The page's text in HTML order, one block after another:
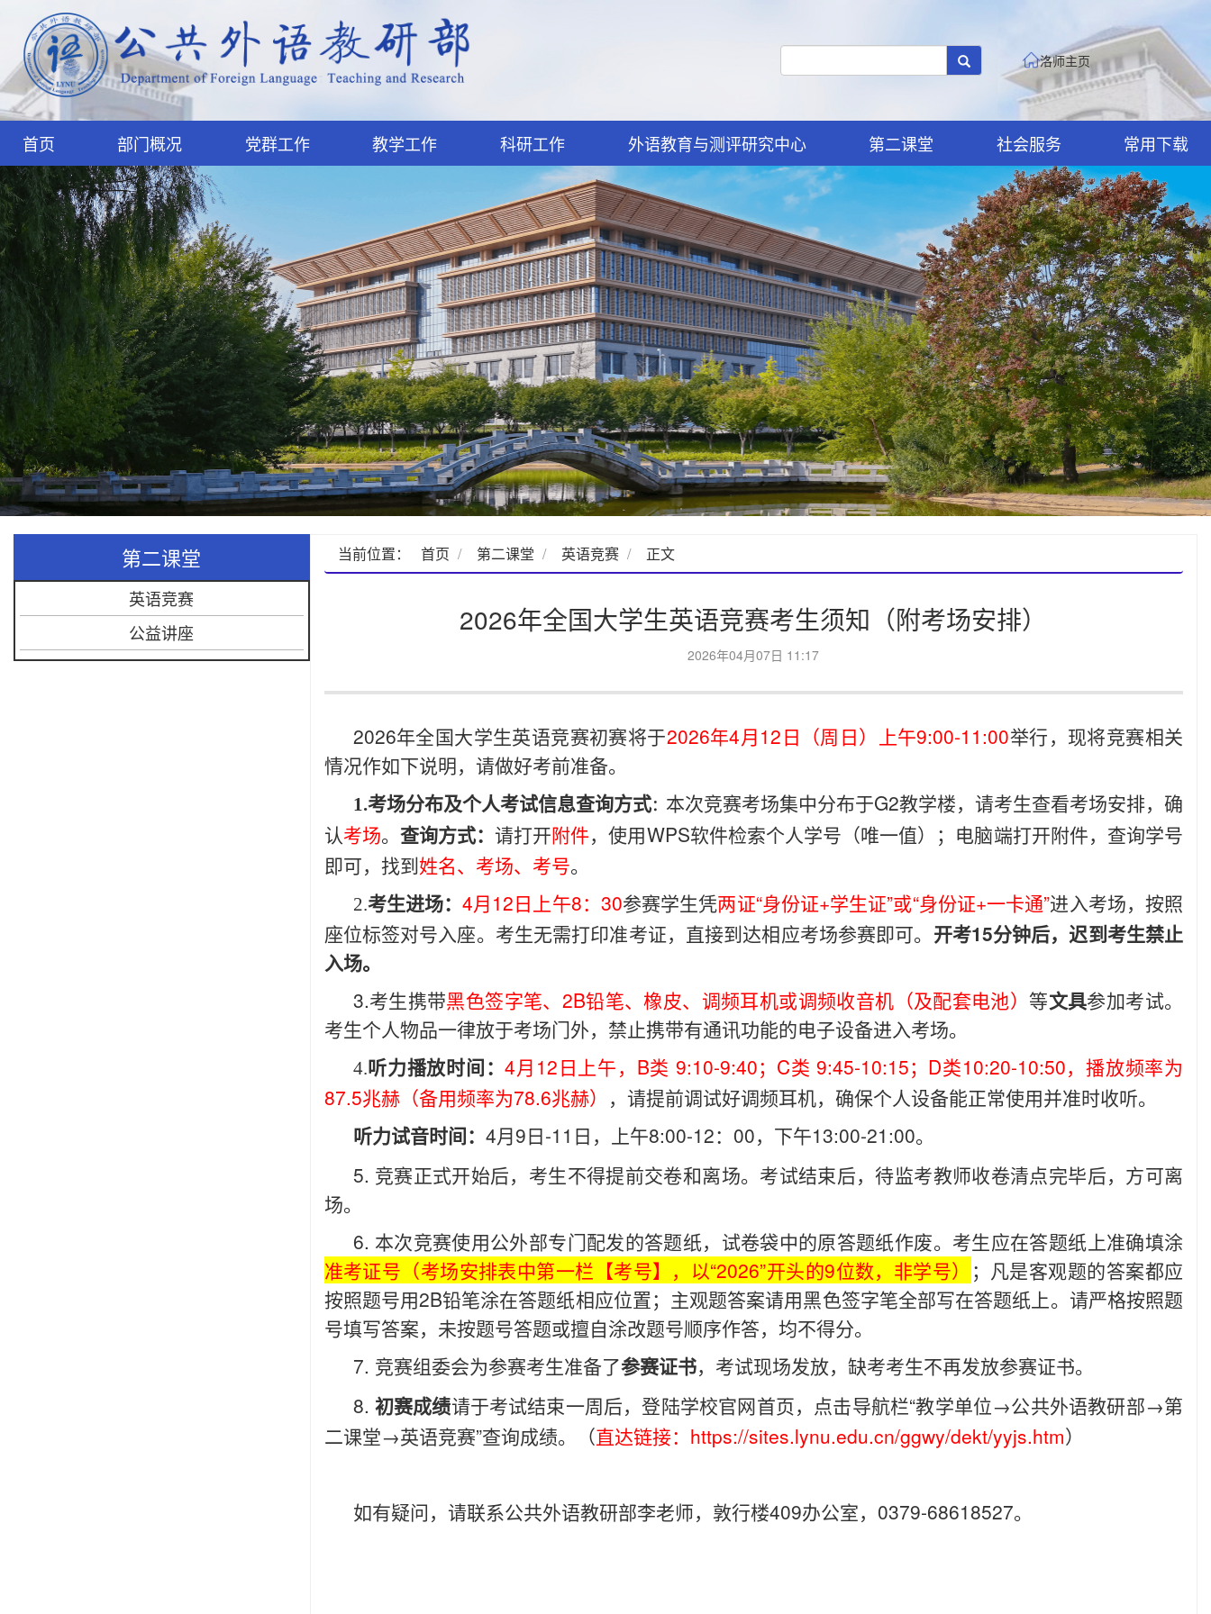
洛师主页
首页 部门概况 党群工作 教学工作 科研工作 外语教育与测评研究中心 第二课堂 社会服务 常用下载
第二课堂
英语竞赛
公益讲座
当前位置： 首页 第二课堂 英语竞赛 正文
2026年全国大学生英语竞赛考生须知（附考场安排）
2026年04月07日 11:17
2026年全国大学生英语竞赛初赛将于2026年4月12日（周日）上午9:00-11:00举行，现将竞赛相关
情况作如下说明，请做好考前准备。
1.考场分布及个人考试信息查询方式： 本次竞赛考场集中分布于G2教学楼，请考生查看考场安排，确
认考场。 查询方式：请打开附件，使用WPS软件检索个人学号（唯一值）；电脑端打开附件，查询学号
即可，找到姓名、考场、考号。
2.考生进场：4月12日上午8：30参赛学生凭两证“身份证+学生证”或“身份证+一卡通”进入考场，按照
座位标签对号入座。考生无需打印准考证，直接到达相应考场参赛即可。 开考15分钟后，迟到考生禁止
入场。
3.考生携带黑色签字笔、2B铅笔、橡皮、调频耳机或调频收音机（及配套电池） 等文具参加考试。
考生个人物品一律放于考场门外，禁止携带有通讯功能的电子设备进入考场。
4.听力播放时间：4月12日上午，B类 9:10-9:40；C类 9:45-10:15；D类10:20-10:50，播放频率为
87.5兆赫（备用频率为78.6兆赫） ，请提前调试好调频耳机，确保个人设备能正常使用并准时收听。
听力试音时间 ： 4月9日-11日，上午8:00-12：00，下午13:00-21:00。
5. 竞赛正式开始后，考生不得提前交卷和离场。考试结束后，待监考教师收卷清点完毕后，方可离
场。
6. 本次竞赛使用公外部专门配发的答题纸，试卷袋中的原答题纸作废。考生应在答题纸上准确填涂
准考证号（考场安排表中第一栏【考号】，以“2026”开头的9位数，非学号） ；凡是客观题的答案都应
按照题号用2B铅笔涂在答题纸相应位置；主观题答案请用黑色签字笔全部写在答题纸上。请严格按照题
号填写答案，未按题号答题或擅自涂改题号顺序作答，均不得分。
7. 竞赛组委会为参赛考生准备了参赛证书，考试现场发放，缺考考生不再发放参赛证书。
8. 初赛成绩请于考试结束一周后，登陆学校官网首页，点击导航栏“教学单位→公共外语教研部→第
二课堂→英语竞赛”查询成绩。（直达链接： https://sites.lynu.edu.cn/ggwy/dekt/yyjs.htm）
如有疑问，请联系公共外语教研部李老师，敦行楼409办公室，0379-68618527。